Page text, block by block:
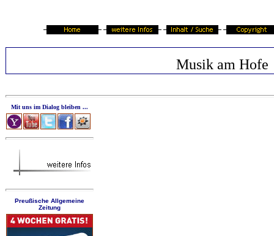
Musik am Hofe
Mit uns im Dialog bleiben ...
Preußische Allgemeine
Zeitung